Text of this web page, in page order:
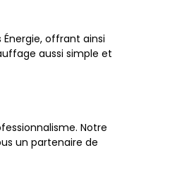
offrant ainsi
aussi simple et
Notre
un partenaire de